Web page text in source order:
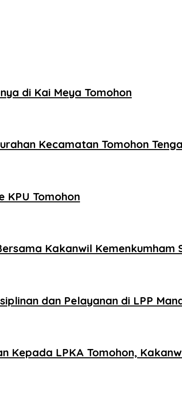
di Kai Meya Tomohon
Kecamatan Tomohon
KPU Tomohon
Kakanwil Kemenkumham
dan Pelayanan di LPP
Kepada LPKA Tomohon,